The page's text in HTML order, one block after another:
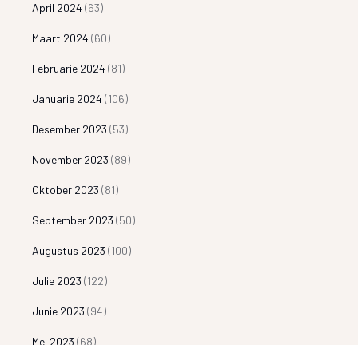
April 2024 (63)
Maart 2024 (60)
Februarie 2024 (81)
Januarie 2024 (106)
Desember 2023 (53)
November 2023 (89)
Oktober 2023 (81)
September 2023 (50)
Augustus 2023 (100)
Julie 2023 (122)
Junie 2023 (94)
Mei 2023 (68)